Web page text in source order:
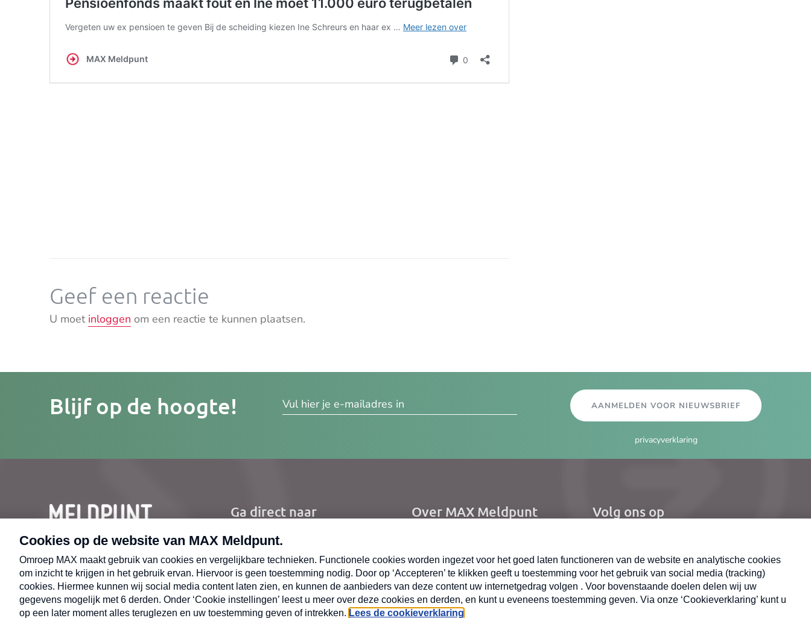
Geef een reactie
U moet inloggen om een reactie te kunnen plaatsen.
Blijf op de hoogte! AANMELDEN VOOR NIEUWSBRIEF
privacyverklaring
CONTACT
Ga direct naar
Home
Nieuws
Uitzendingen
Oproepen
Over MAX Meldpunt Volg ons op
X
Nieuwsbrief
Neem hier een gratis abonnement op de MAX
Consumenten nieuwsbrief. Elke maandag en